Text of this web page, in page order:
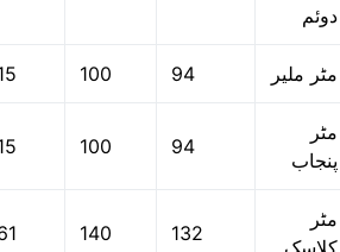
دوئم
100 94 مٹر ملیر
100 94
مٹر
پنجاب
140 132
مٹر
کلاسک